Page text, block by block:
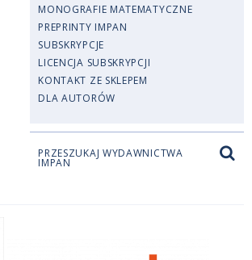
MONOGRAFIE MATEMATYCZNE
PREPRINTY IMPAN
SUBSKRYPCJE
LICENCJA SUBSKRYPCJI
KONTAKT ZE SKLEPEM
DLA AUTORÓW
PRZESZUKAJ WYDAWNICTWA
IMPAN